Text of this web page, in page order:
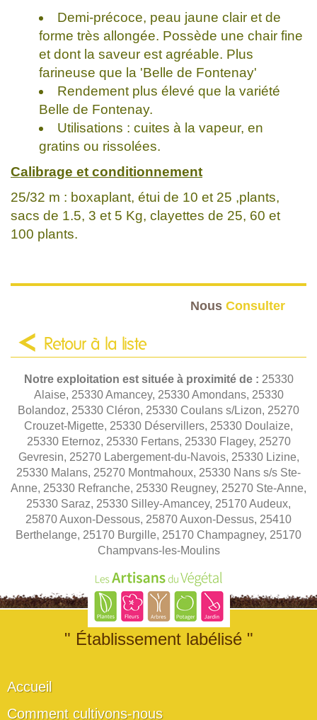
Demi-précoce, peau jaune clair et de
forme très allongée. Possède une chair fine
et dont la saveur est agréable. Plus
farineuse que la 'Belle de Fontenay'
Rendement plus élevé que la variété
Belle de Fontenay.
Utilisations : cuites à la vapeur, en
gratins ou rissolées.
Calibrage et conditionnement
25/32 m : boxaplant, étui de 10 et 25 ,plants,
sacs de 1.5, 3 et 5 Kg, clayettes de 25, 60 et
100 plants.
Nous Consulter
Retour à la liste
Notre exploitation est située à proximité de : 25330
Alaise, 25330 Amancey, 25330 Amondans, 25330
Bolandoz, 25330 Cléron, 25330 Coulans s/Lizon, 25270
Crouzet-Migette, 25330 Déservillers, 25330 Doulaize,
25330 Eternoz, 25330 Fertans, 25330 Flagey, 25270
Gevresin, 25270 Labergement-du-Navois, 25330 Lizine,
25330 Malans, 25270 Montmahoux, 25330 Nans s/s Ste-
Anne, 25330 Refranche, 25330 Reugney, 25270 Ste-Anne,
25330 Saraz, 25330 Silley-Amancey, 25170 Audeux,
25870 Auxon-Dessous, 25870 Auxon-Dessus, 25410
Berthelange, 25170 Burgille, 25170 Champagney, 25170
Champvans-les-Moulins
" Établissement labélisé "
Accueil
Comment cultivons-nous